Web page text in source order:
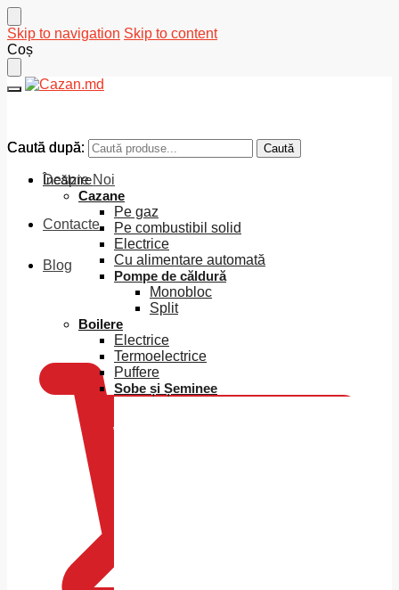
Skip to navigation Skip to content
Coș
Caută după: Caută
Despre Noi
Contacte
Blog
Caută după: Caută
Încălzire
Cazane
Pe gaz
Pe combustibil solid
Electrice
Cu alimentare automată
Pompe de căldură
Monobloc
Split
Boilere
Electrice
Termoelectrice
Puffere
Sobe și Șeminee